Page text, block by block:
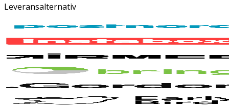
Leveransalternativ